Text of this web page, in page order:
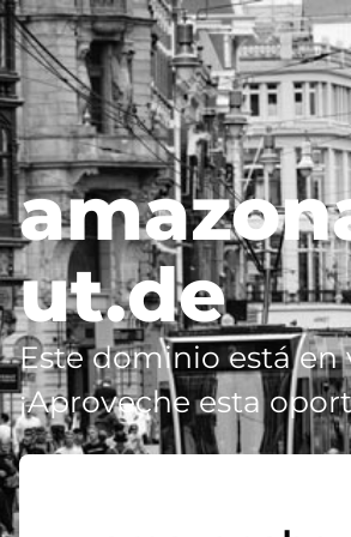
ut.de
Este dominio está en
¡Aproveche esta